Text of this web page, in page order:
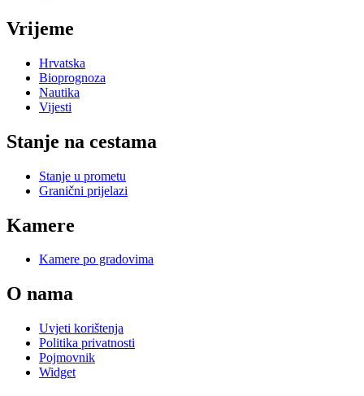
Vrijeme
Hrvatska
Bioprognoza
Nautika
Vijesti
Stanje na cestama
Stanje u prometu
Granični prijelazi
Kamere
Kamere po gradovima
O nama
Uvjeti korištenja
Politika privatnosti
Pojmovnik
Widget